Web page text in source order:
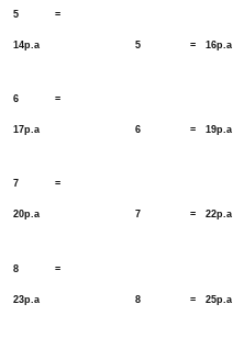
5 =
14p.a 5 = 16p.a
6 =
17p.a 6 = 19p.a
7 =
20p.a 7 = 22p.a
8 =
23p.a 8 = 25p.a